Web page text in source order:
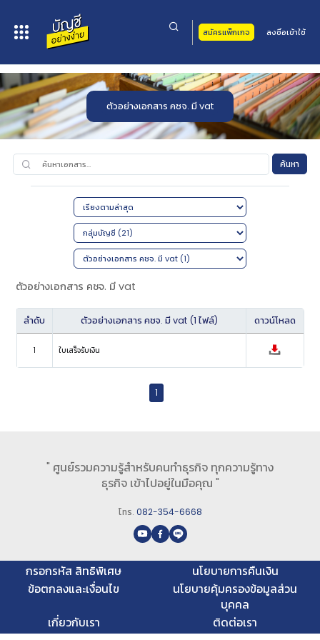
สมัครแพ็กเกจ ลงชื่อเข้าใช้
ตัวอย่างเอกสาร คชจ. มี vat
ค้นหา
ตัวอย่างเอกสาร คชจ. มี vat
ลำดับ ตัวอย่างเอกสาร คชจ. มี vat (1 ไฟล์) ดาวน์โหลด
1 ใบเสร็จรับเงิน
1
" ศูนย์รวมความรู้สำหรับคนทำธุรกิจ ทุกความรู้ทาง
ธุรกิจ เข้าไปอยู่ในมือคุณ "
โทร. 082-354-6668
กรอกรหัส สิทธิพิเศษ
นโยบายการคืนเงิน
ข้อตกลงและเงื่อนไข
นโยบายคุ้มครองข้อมูลส่วน
บุคคล
เกี่ยวกับเรา
ติดต่อเรา